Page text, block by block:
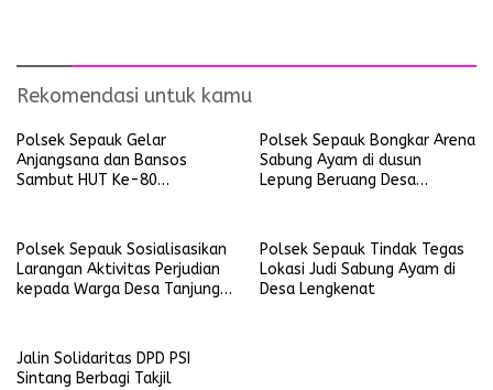
Rekomendasi untuk kamu
Polsek Sepauk Gelar
Anjangsana dan Bansos
Sambut HUT Ke-80
Polsek Sepauk Bongkar Arena
Sabung Ayam di dusun
Lepung Beruang Desa
Polsek Sepauk Sosialisasikan
Larangan Aktivitas Perjudian
kepada Warga Desa Tanjung
Polsek Sepauk Tindak Tegas
Lokasi Judi Sabung Ayam di
Desa Lengkenat
Jalin Solidaritas DPD PSI
Sintang Berbagi Takjil